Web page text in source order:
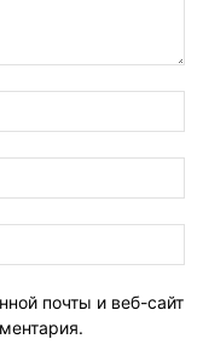
почты и веб-сайт